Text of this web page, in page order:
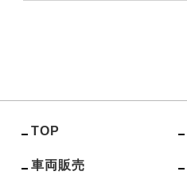
TOP
車両販売